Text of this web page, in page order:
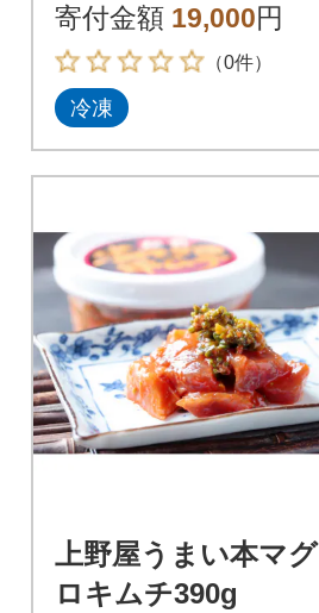
寄付金額 19,000円
（0件）
冷凍
上野屋うまい本マグ
ロキムチ390g